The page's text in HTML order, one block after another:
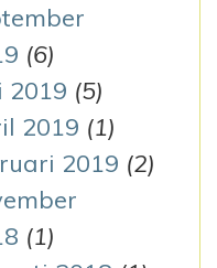
(6)
2019 (5)
2019 (1)
2019 (2)
(1)